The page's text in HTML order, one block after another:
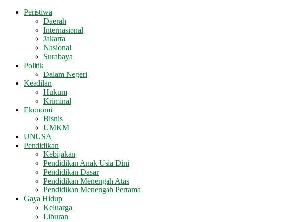
Peristiwa
Daerah
Internasional
Jakarta
Nasional
Surabaya
Politik
Dalam Negeri
Keadilan
Hukum
Kriminal
Ekonomi
Bisnis
UMKM
UNUSA
Pendidikan
Kebijakan
Pendidikan Anak Usia Dini
Pendidikan Dasar
Pendidikan Menengah Atas
Pendidikan Menengah Pertama
Gaya Hidup
Keluarga
Liburan